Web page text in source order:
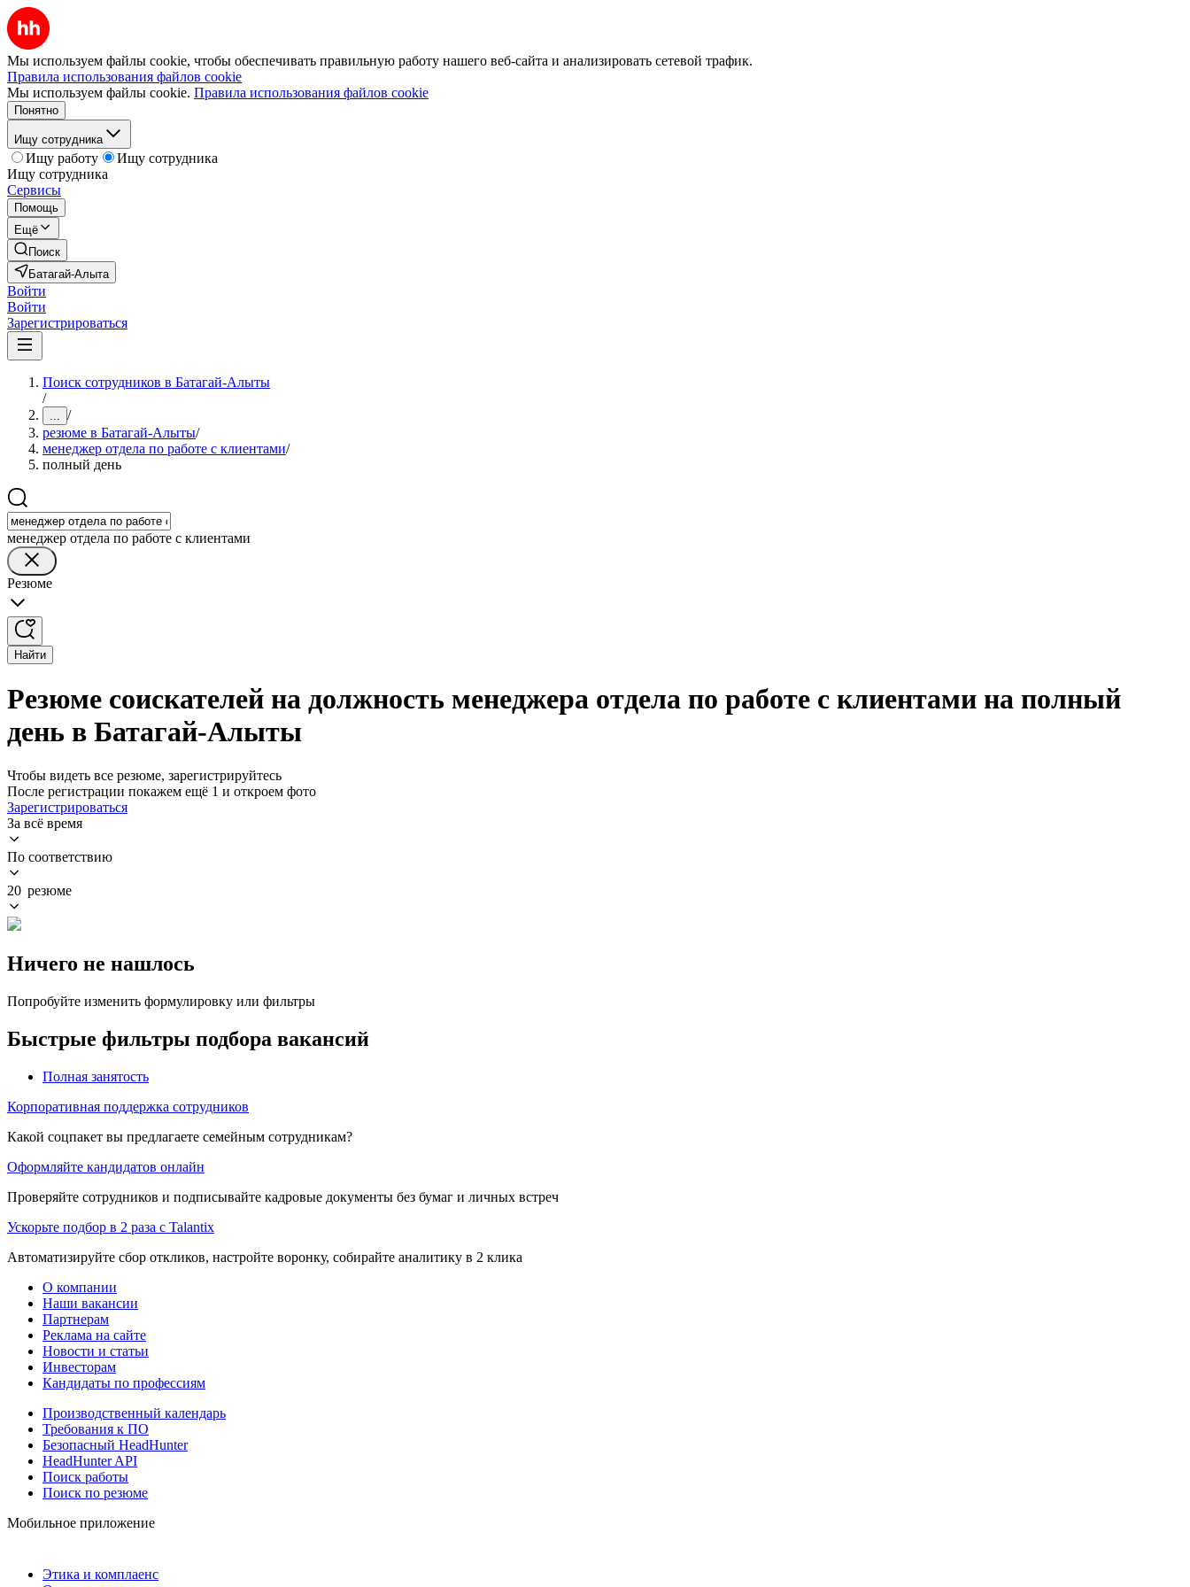
Мы используем файлы cookie, чтобы обеспечивать правильную работу нашего веб-сайта и анализировать сетевой трафик.
Правила использования файлов cookie
Мы используем файлы cookie. Правила использования файлов cookie
Понятно
Ищу сотрудника
Ищу работу
Ищу сотрудника
Ищу сотрудника
Сервисы
Помощь
Ещё
Поиск
Батагай-Алыта
Войти
Войти
Зарегистрироваться
Поиск сотрудников в Батагай-Алыты
/
... /
резюме в Батагай-Алыты/
менеджер отдела по работе с клиентами/
полный день
менеджер отдела по работе с клиентами
Резюме
Найти
Резюме соискателей на должность менеджера отдела по работе с клиентами на полный
день в Батагай-Алыты
Чтобы видеть все резюме, зарегистрируйтесь
После регистрации покажем ещё 1 и откроем фото
Зарегистрироваться
За всё время
По соответствию
20 резюме
Ничего не нашлось
Попробуйте изменить формулировку или фильтры
Быстрые фильтры подбора вакансий
Полная занятость
Корпоративная поддержка сотрудников
Какой соцпакет вы предлагаете семейным сотрудникам?
Оформляйте кандидатов онлайн
Проверяйте сотрудников и подписывайте кадровые документы без бумаг и личных встреч
Ускорьте подбор в 2 раза с Talantix
Автоматизируйте сбор откликов, настройте воронку, собирайте аналитику в 2 клика
О компании
Наши вакансии
Партнерам
Реклама на сайте
Новости и статьи
Инвесторам
Кандидаты по профессиям
Производственный календарь
Требования к ПО
Безопасный HeadHunter
HeadHunter API
Поиск работы
Поиск по резюме
Мобильное приложение
Этика и комплаенс